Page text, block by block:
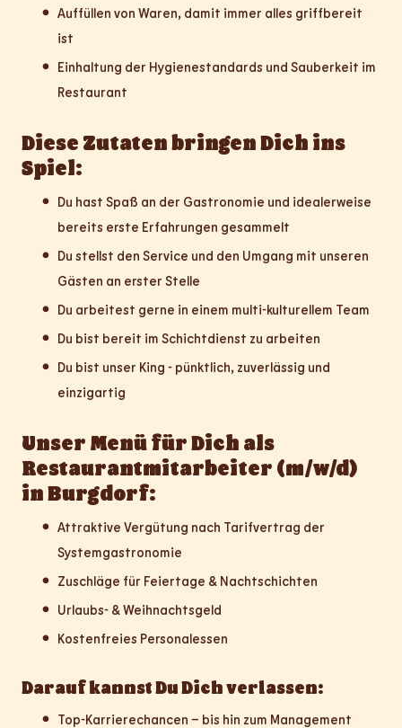
Auffüllen von Waren, damit immer alles griffbereit
ist
Einhaltung der Hygienestandards und Sauberkeit im
Restaurant
Diese Zutaten bringen Dich ins
Spiel:
Du hast Spaß an der Gastronomie und idealerweise
bereits erste Erfahrungen gesammelt
Du stellst den Service und den Umgang mit unseren
Gästen an erster Stelle
Du arbeitest gerne in einem multi-kulturellem Team
Du bist bereit im Schichtdienst zu arbeiten
Du bist unser King - pünktlich, zuverlässig und
einzigartig
Unser Menü für Dich als
Restaurantmitarbeiter (m/w/d)
in Burgdorf:
Attraktive Vergütung nach Tarifvertrag der
Systemgastronomie
Zuschläge für Feiertage & Nachtschichten
Urlaubs- & Weihnachtsgeld
Kostenfreies Personalessen
Darauf kannst Du Dich verlassen:
Top-Karrierechancen – bis hin zum Management